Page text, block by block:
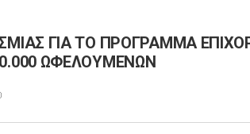
ΓΙΑ ΤΟ ΠΡΟΓΡΑΜΜΑ
ΩΦΕΛΟΥΜΕΝΩΝ